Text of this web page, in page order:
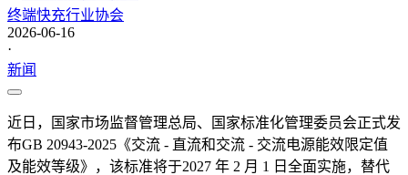
终端快充行业协会
2026-06-16
·
新闻
近日，国家市场监督管理总局、国家标准化管理委员会正式发
布GB 20943-2025《交流 - 直流和交流 - 交流电源能效限定值
及能效等级》，该标准将于2027 年 2 月 1 日全面实施，替代